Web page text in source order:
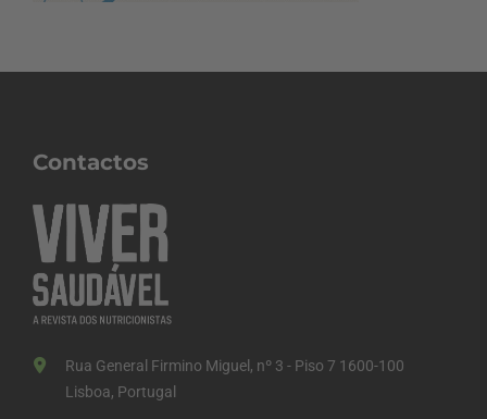
Contactos
Rua General Firmino Miguel, nº 3 - Piso 7 1600-100
Lisboa, Portugal